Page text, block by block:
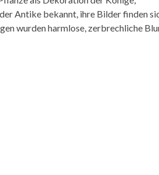
Antike bekannt, ihre Bilder finden
wurden harmlose, zerbrechliche